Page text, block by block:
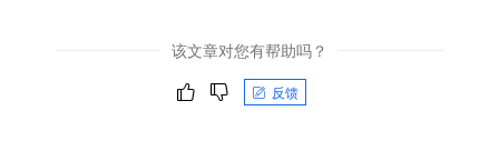
该文章对您有帮助吗？
反馈